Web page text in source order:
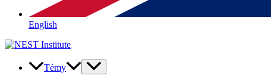
English
Témy